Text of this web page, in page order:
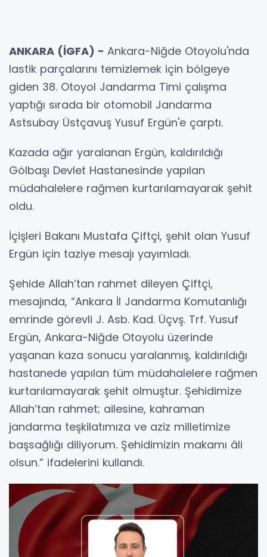
ANKARA (İGFA) - Ankara-Niğde Otoyolu'nda
lastik parçalarını temizlemek için bölgeye
giden 38. Otoyol Jandarma Timi çalışma
yaptığı sırada bir otomobil Jandarma
Astsubay Üstçavuş Yusuf Ergün'e çarptı.
Kazada ağır yaralanan Ergün, kaldırıldığı
Gölbaşı Devlet Hastanesinde yapılan
müdahalelere rağmen kurtarılamayarak şehit
oldu.
İçişleri Bakanı Mustafa Çiftçi, şehit olan Yusuf
Ergün için taziye mesajı yayımladı.
Şehide Allah’tan rahmet dileyen Çiftçi,
mesajında, “Ankara İl Jandarma Komutanlığı
emrinde görevli J. Asb. Kad. Üçvş. Trf. Yusuf
Ergün, Ankara-Niğde Otoyolu üzerinde
yaşanan kaza sonucu yaralanmış, kaldırıldığı
hastanede yapılan tüm müdahalelere rağmen
kurtarılamayarak şehit olmuştur. Şehidimize
Allah’tan rahmet; ailesine, kahraman
jandarma teşkilatımıza ve aziz milletimize
başsağlığı diliyorum. Şehidimizin makamı âli
olsun.” ifadelerini kullandı.